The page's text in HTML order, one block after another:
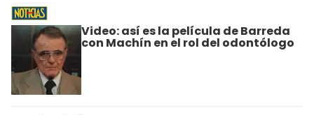
Video: así es la película de Barreda
con Machín en el rol del odontólogo